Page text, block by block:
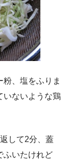
、塩をふりま
いないような鶏
して2分、蓋
ふいたけれど